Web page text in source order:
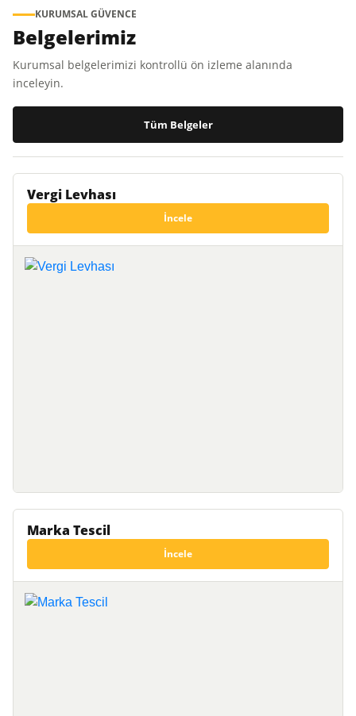
KURUMSAL GÜVENCE
Belgelerimiz
Kurumsal belgelerimizi kontrollü ön izleme alanında
inceleyin.
Tüm Belgeler
Vergi Levhası
İncele
Marka Tescil
İncele